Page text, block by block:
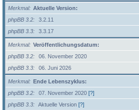
Merkmal
Aktuelle Version:
phpBB 3.2
3.2.11
phpBB 3.3
3.3.17
Merkmal
Veröffentlichungsdatum:
phpBB 3.2
06. November 2020
phpBB 3.3
06. Juni 2026
Merkmal
Ende Lebenszyklus:
phpBB 3.2
07. November 2020 [?]
phpBB 3.3
Aktuelle Version [?]